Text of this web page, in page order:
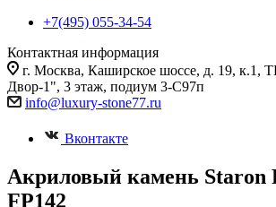
+7(495) 055-34-54
Контактная информация
г. Москва, Каширское шоссе, д. 19, к.1,
Двор-1", 3 этаж, подиум 3-С97п
info@luxury-stone77.ru
Вконтакте
Акриловый камень Staron
FP142